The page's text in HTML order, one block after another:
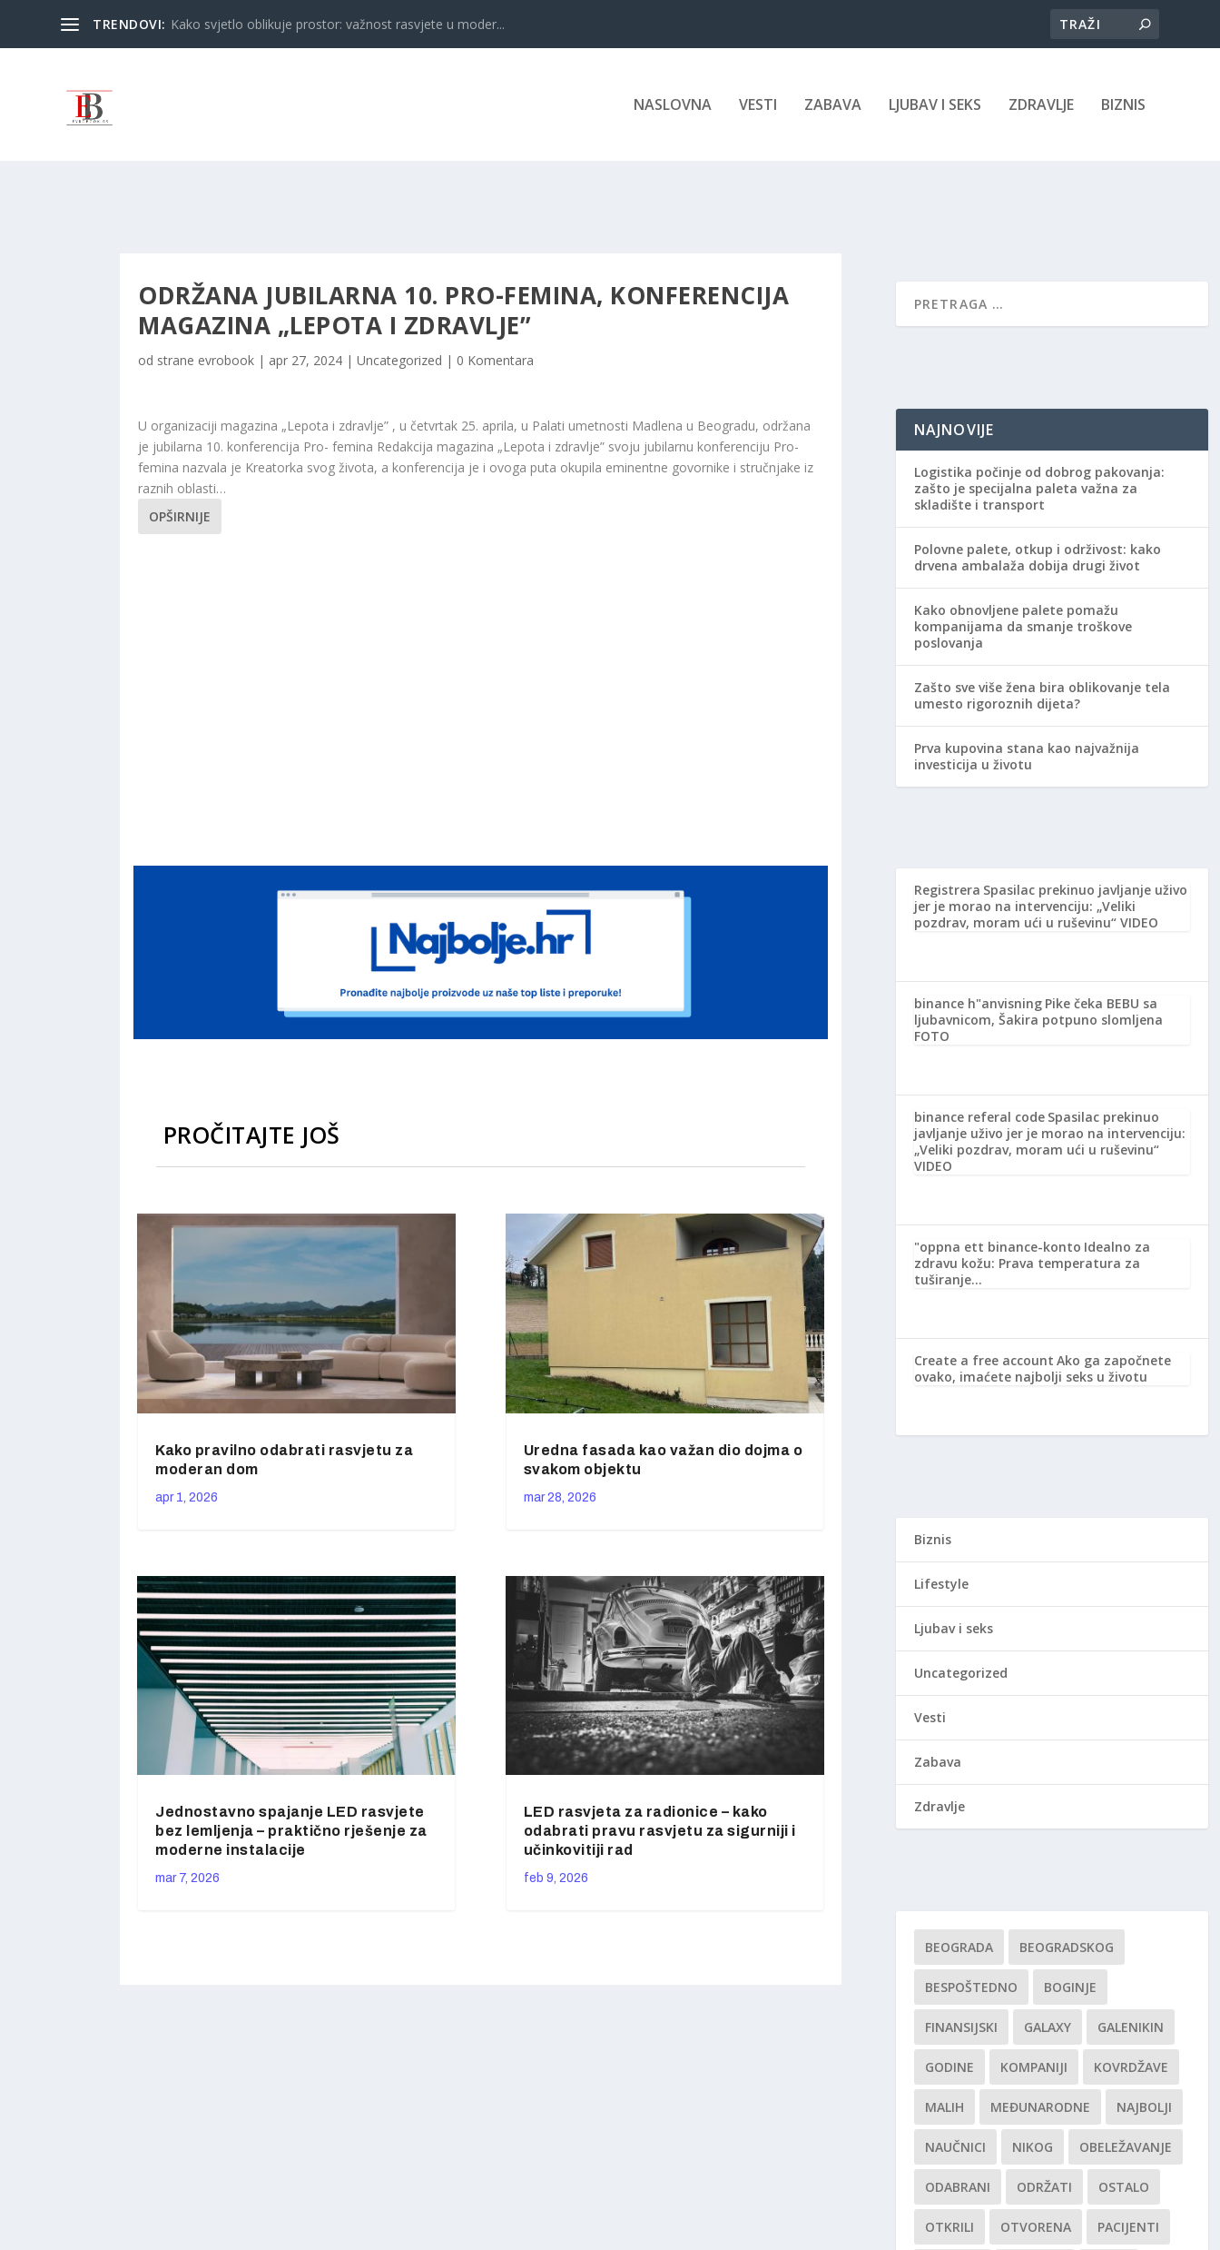
TRENDOVI: Kako svjetlo oblikuje prostor: važnost rasvjete u moder...
NASLOVNA VESTI ZABAVA LJUBAV I SEKS ZDRAVLJE BIZNIS
ODRŽANA JUBILARNA 10. PRO-FEMINA, KONFERENCIJA
MAGAZINA „LEPOTA I ZDRAVLJE”
od strane evrobook | apr 27, 2024 | Uncategorized | 0 Komentara
U organizaciji magazina „Lepota i zdravlje” , u četvrtak 25. aprila, u Palati umetnosti Madlena u Beogradu, održana
je jubilarna 10. konferencija Pro- femina Redakcija magazina „Lepota i zdravlje” svoju jubilarnu konferenciju Pro-
femina nazvala je Kreatorka svog života, a konferencija je i ovoga puta okupila eminentne govornike i stručnjake iz
raznih oblasti…
OPŠIRNIJE
PROČITAJTE JOŠ
Kako pravilno odabrati rasvjetu za
moderan dom
apr 1, 2026
Jednostavno spajanje LED rasvjete
bez lemljenja – praktično rješenje za
moderne instalacije
mar 7, 2026
Uredna fasada kao važan dio dojma o
svakom objektu
mar 28, 2026
LED rasvjeta za radionice – kako
odabrati pravu rasvjetu za sigurniji i
učinkovitiji rad
feb 9, 2026
NAJNOVIJE
Logistika počinje od dobrog pakovanja:
zašto je specijalna paleta važna za
skladište i transport
Polovne palete, otkup i održivost: kako
drvena ambalaža dobija drugi život
Kako obnovljene palete pomažu
kompanijama da smanje troškove
poslovanja
Zašto sve više žena bira oblikovanje tela
umesto rigoroznih dijeta?
Prva kupovina stana kao najvažnija
investicija u životu
Registrera Spasilac prekinuo javljanje uživo
jer je morao na intervenciju: „Veliki
pozdrav, moram ući u ruševinu“ VIDEO
binance h"anvisning Pike čeka BEBU sa
ljubavnicom, Šakira potpuno slomljena
FOTO
binance referal code Spasilac prekinuo
javljanje uživo jer je morao na intervenciju:
„Veliki pozdrav, moram ući u ruševinu“
VIDEO
"oppna ett binance-konto Idealno za
zdravu kožu: Prava temperatura za
tuširanje…
Create a free account Ako ga započnete
ovako, imaćete najbolji seks u životu
Biznis
Lifestyle
Ljubav i seks
Uncategorized
Vesti
Zabava
Zdravlje
BEOGRADA BEOGRADSKOG
BESPOŠTEDNO BOGINJE
FINANSIJSKI GALAXY GALENIKIN
GODINE KOMPANIJI KOVRDŽAVE
MALIH MEĐUNARODNE NAJBOLJI
NAUČNICI NIKOG OBELEŽAVANJE
ODABRANI ODRŽATI OSTALO
OTKRILI OTVORENA PACIJENTI